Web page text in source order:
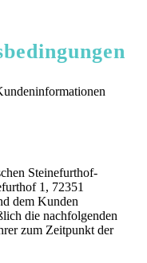
Steinefurthof-
1, 72351
dem Kunden
die nachfolgenden
zum Zeitpunkt der